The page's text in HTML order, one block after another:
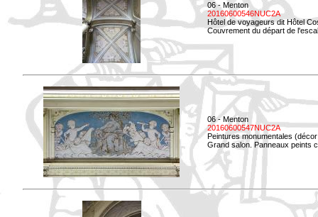
06 - Menton
20160600546NUC2A
Hôtel de voyageurs dit Hôtel
Couvrement du départ de
06 - Menton
20160600547NUC2A
Peintures monumentales
Grand salon. Panneaux peints